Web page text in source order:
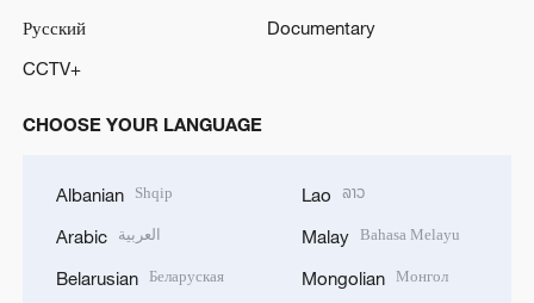
Русский
Documentary
CCTV+
CHOOSE YOUR LANGUAGE
Albanian Shqip
Arabic العربية
Belarusian Беларуская
Lao ລາວ
Malay Bahasa Melayu
Mongolian Монгол